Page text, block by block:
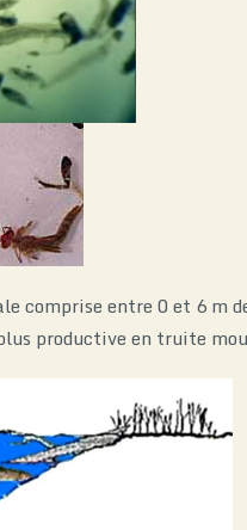
comprise entre 0 et 6 m
productive en truite